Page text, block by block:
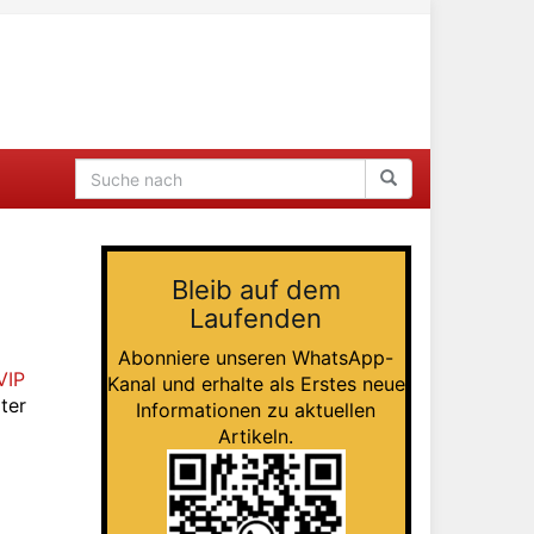
Bleib auf dem
Laufenden
Abonniere unseren WhatsApp-
Kanal und erhalte als Erstes neue
Informationen zu aktuellen
Artikeln.